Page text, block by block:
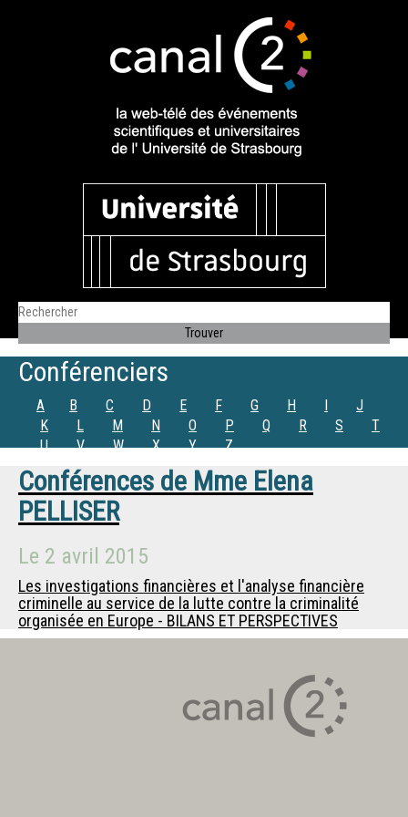
Conférenciers
A B C D E F G H I
J
K
L M N O P Q R S
T
U
V W X Y Z
Conférences de Mme Elena
PELLISER
Le 2 avril 2015
Les investigations financières et l'analyse financière
criminelle au service de la lutte contre la criminalité
organisée en Europe - BILANS ET PERSPECTIVES